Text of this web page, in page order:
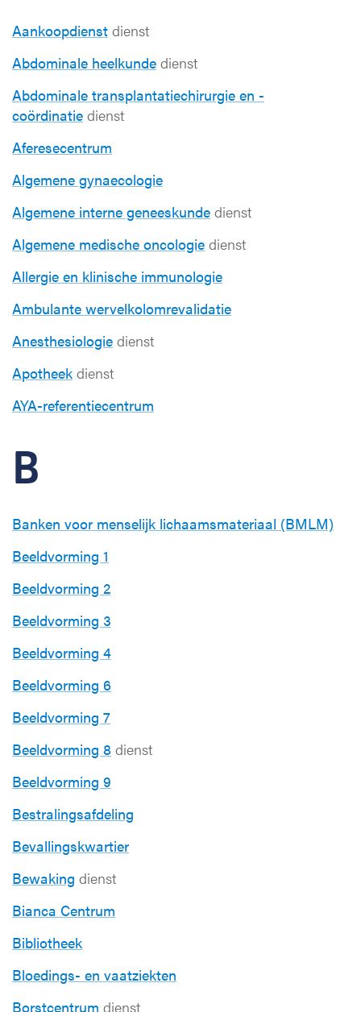
Aankoopdienst dienst
Abdominale heelkunde dienst
Abdominale transplantatiechirurgie en -
coördinatie dienst
Aferesecentrum
Algemene gynaecologie
Algemene interne geneeskunde dienst
Algemene medische oncologie dienst
Allergie en klinische immunologie
Ambulante wervelkolomrevalidatie
Anesthesiologie dienst
Apotheek dienst
AYA-referentiecentrum
B
Banken voor menselijk lichaamsmateriaal (BMLM)
Beeldvorming 1
Beeldvorming 2
Beeldvorming 3
Beeldvorming 4
Beeldvorming 6
Beeldvorming 7
Beeldvorming 8 dienst
Beeldvorming 9
Bestralingsafdeling
Bevallingskwartier
Bewaking dienst
Bianca Centrum
Bibliotheek
Bloedings- en vaatziekten
Borstcentrum dienst